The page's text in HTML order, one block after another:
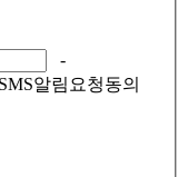
-
SMS알림요청동의